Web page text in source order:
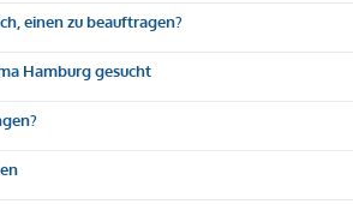
einen zu beauftragen?
Hamburg gesucht